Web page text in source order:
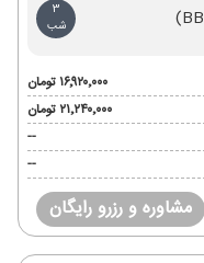
3
شب
۱۶٬۹۲۰٬۰۰۰ تومان
۲۱٬۲۴۰٬۰۰۰ تومان
--
--
مشاوره و رزرو رایگان